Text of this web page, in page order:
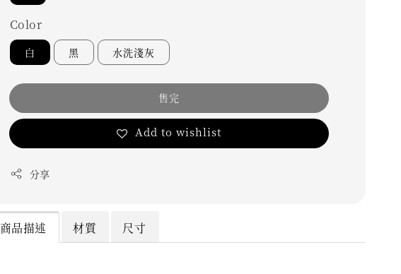
Color
白 黑 水洗淺灰
售完
Add to wishlist
分享
商品描述 材質 尺寸